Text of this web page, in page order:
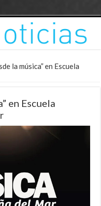
la música” en Escuela
en Escuela